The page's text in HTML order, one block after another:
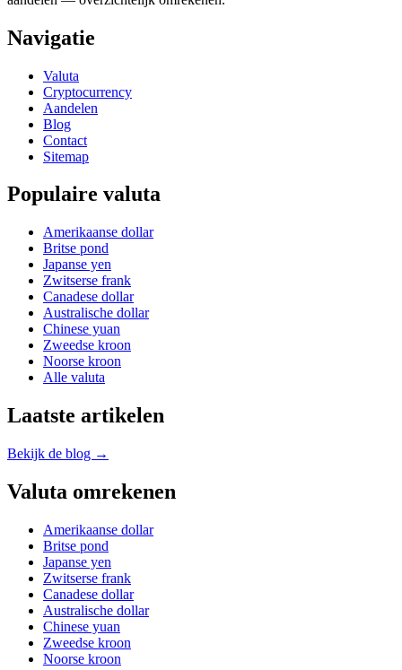
Navigatie
Valuta
Cryptocurrency
Aandelen
Blog
Contact
Sitemap
Populaire valuta
Amerikaanse dollar
Britse pond
Japanse yen
Zwitserse frank
Canadese dollar
Australische dollar
Chinese yuan
Zweedse kroon
Noorse kroon
Alle valuta
Laatste artikelen
Bekijk de blog →
Valuta omrekenen
Amerikaanse dollar
Britse pond
Japanse yen
Zwitserse frank
Canadese dollar
Australische dollar
Chinese yuan
Zweedse kroon
Noorse kroon